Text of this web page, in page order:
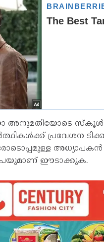
അനുമതിയോടെ
പ്രവേശന
അധ്യാപകൻ
രൂപയുമാണ് ഈടാക്കുക.